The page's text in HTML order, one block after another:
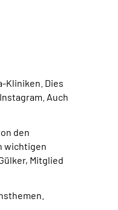
Kliniken. Dies
Auch
den
wichtigen
Mitglied